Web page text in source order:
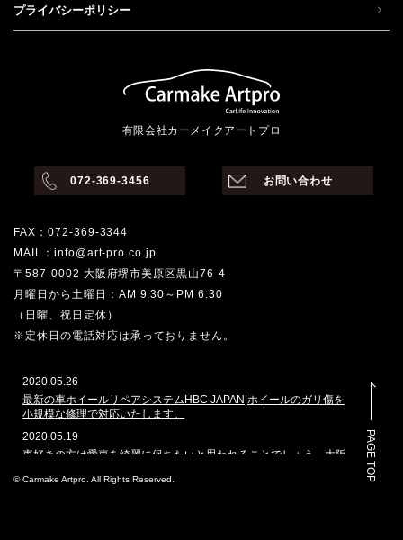
プライバシーポリシー
有限会社カーメイクアートプロ
072-369-3456 お問い合わせ
FAX：072-369-3344
MAIL：info@art-pro.co.jp
〒587-0002 大阪府堺市美原区黒山76-4
月曜日から土曜日：AM 9:30～PM 6:30
（日曜、祝日定休）
※定休日の電話対応は承っておりません。
2020.05.26
最新の車ホイールリペアシステムHBC JAPAN|ホイールのガリ傷を
小規模な修理で対応いたします。
2020.05.19
車好きの方は愛車を綺麗に保ちたいと思われることでしょう。大阪
ートプロは、ガラスコーティングや車磨きのプロショップとして、
PAGE TOP
© Carmake Artpro. All Rights Reserved.